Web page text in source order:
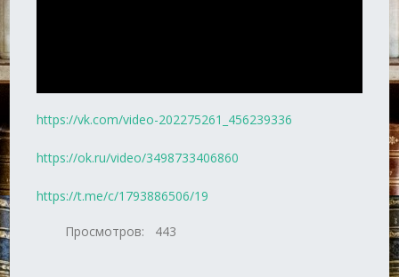
https://vk.com/video-202275261_456239336
https://ok.ru/video/3498733406860
https://t.me/c/1793886506/19
Просмотров: 443